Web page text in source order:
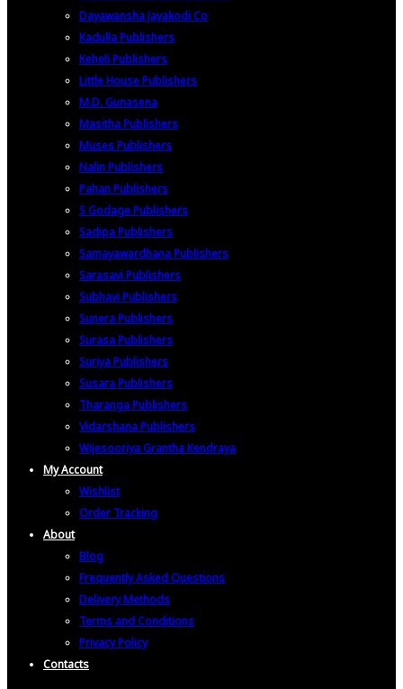
Dayawansha Jayakodi Co
Kadulla Publishers
Keheli Publishers
Little House Publishers
M.D. Gunasena
Masitha Publishers
Muses Publishers
Nalin Publishers
Pahan Publishers
S Godage Publishers
Sadipa Publishers
Samayawardhana Publishers
Sarasavi Publishers
Subhavi Publishers
Sunera Publishers
Surasa Publishers
Suriya Publishers
Susara Publishers
Tharanga Publishers
Vidarshana Publishers
Wijesooriya Grantha Kendraya
My Account
Wishlist
Order Tracking
About
Blog
Frequently Asked Questions
Delivery Methods
Terms and Conditions
Privacy Policy
Contacts